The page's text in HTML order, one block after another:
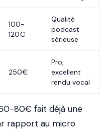
100-
120€
Qualité
podcast
sérieuse
250€
Pro,
excellent
rendu vocal
80€ fait déjà une
rapport au micro